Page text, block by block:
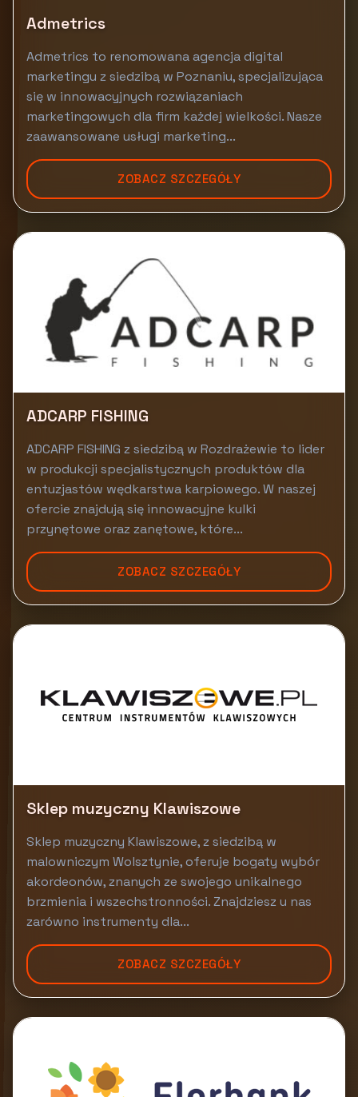
Admetrics
Admetrics to renomowana agencja digital
marketingu z siedzibą w Poznaniu, specjalizująca
się w innowacyjnych rozwiązaniach
marketingowych dla firm każdej wielkości. Nasze
zaawansowane usługi marketing...
ZOBACZ SZCZEGÓŁY
ADCARP FISHING
ADCARP FISHING z siedzibą w Rozdrażewie to lider
w produkcji specjalistycznych produktów dla
entuzjastów wędkarstwa karpiowego. W naszej
ofercie znajdują się innowacyjne kulki
przynętowe oraz zanętowe, które...
ZOBACZ SZCZEGÓŁY
Sklep muzyczny Klawiszowe
Sklep muzyczny Klawiszowe, z siedzibą w
malowniczym Wolsztynie, oferuje bogaty wybór
akordeonów, znanych ze swojego unikalnego
brzmienia i wszechstronności. Znajdziesz u nas
zarówno instrumenty dla...
ZOBACZ SZCZEGÓŁY